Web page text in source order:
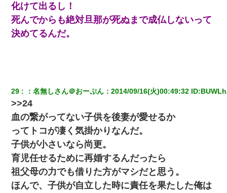
化けて出るし！
死んでからも絶対旦那が死ぬまで成仏しないって
決めてるんだ。
29 ：名無しさん＠おーぷん ：2014/09/16(火)00:49:32 ID:
>>24
血の繋がってない子供を後妻が愛せるか
ってトコが凄く気掛かりなんだ。
子供が小さいなら尚更。
育児任せるために再婚するんだったら
祖父母の力でも借りた方がマシだと思う。
ほんで、子供が自立した時に責任を果たした俺は